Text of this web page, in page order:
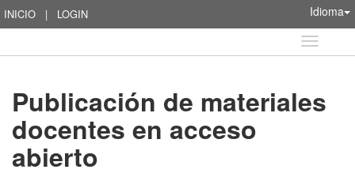
INICIO | LOGIN Idioma
Idioma
Publicación de materiales
docentes en acceso
abierto